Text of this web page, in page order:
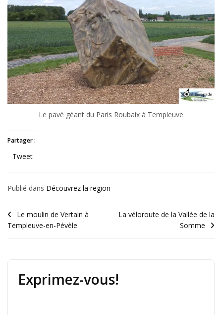
Le pavé géant du Paris Roubaix à Templeuve
Partager :
Tweet
Publié dans Découvrez la region
Le moulin de Vertain à
Templeuve-en-Pévèle
La véloroute de la Vallée de la
Somme
Exprimez-vous!